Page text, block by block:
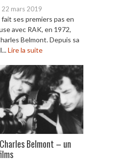
22 mars 2019
ses premiers pas en
avec RAK, en 1972,
Belmont. Depuis sa
Lire la suite
Belmont – un